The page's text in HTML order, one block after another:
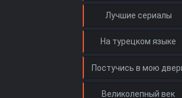
Лучшие сериалы
На турецком языке